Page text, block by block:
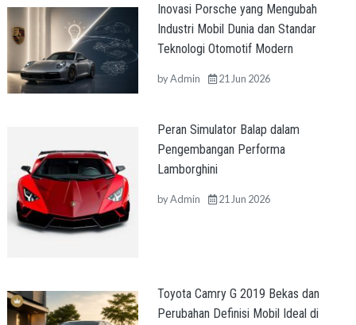
Inovasi Porsche yang Mengubah
Industri Mobil Dunia dan Standar
Teknologi Otomotif Modern
byAdmin 21 Jun 2026
Peran Simulator Balap dalam
Pengembangan Performa
Lamborghini
byAdmin 21 Jun 2026
Toyota Camry G 2019 Bekas dan
Perubahan Definisi Mobil Ideal di